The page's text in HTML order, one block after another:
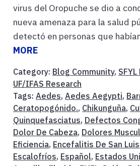
virus del Oropuche se dio a
nueva amenaza para la salud
detectó en personas que
MORE
Category: Blog Community,
UF/IFAS Research
Tags: Aedes, Aedes Aegypti,
Ceratopogónido., Chikunguña,
Quinquefasciatus, Defectos
Dolor De Cabeza, Dolores
Eficiencia, Encefalitis De San Luis
Escalofríos, Español, Estados